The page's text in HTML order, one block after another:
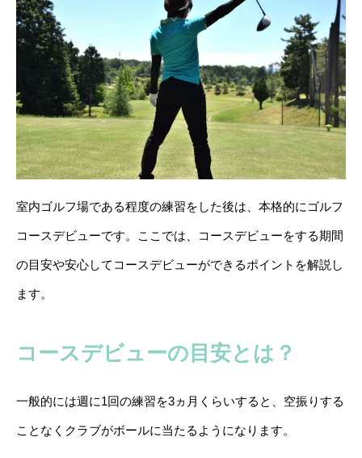
室内ゴルフ場である程度の練習をした後は、本格的にゴルフ
コースデビューです。ここでは、コースデビューをする期間
の目安や安心してコースデビューができるポイントを解説し
ます。
コースデビューの目安とは？
一般的には週に1回の練習を3ヵ月くらいすると、空振りする
ことなくクラブがボールに当たるようになります。